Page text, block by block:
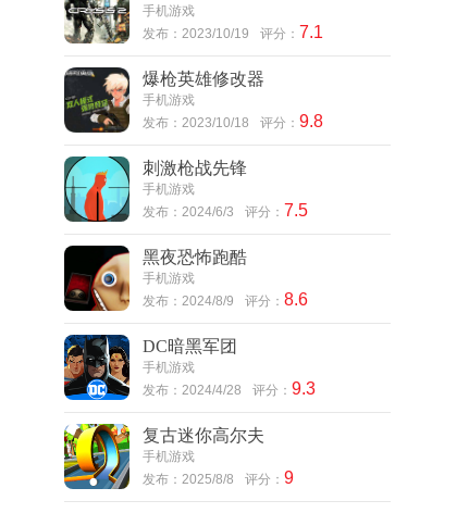
手机游戏
发布：2023/10/19
评分： 7.1
爆枪英雄修改器
手机游戏
发布：2023/10/18
评分： 9.8
刺激枪战先锋
手机游戏
发布：2024/6/3
评分： 7.5
黑夜恐怖跑酷
手机游戏
发布：2024/8/9
评分： 8.6
DC暗黑军团
手机游戏
发布：2024/4/28
评分： 9.3
复古迷你高尔夫
手机游戏
发布：2025/8/8
评分： 9